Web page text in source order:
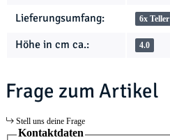
Lieferungsumfang: 6x Teller
Höhe in cm ca.: 4.0
Frage zum Artikel
Stell uns deine Frage
Kontaktdaten